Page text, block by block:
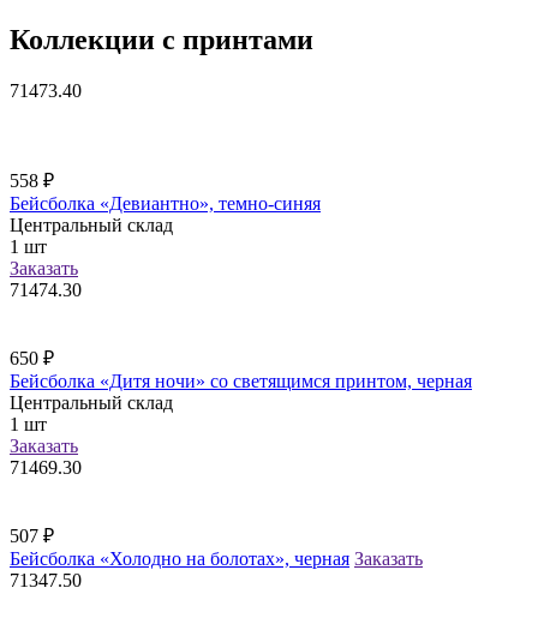
Коллекции с принтами
71473.40
558 ₽
Бейсболка «Девиантно», темно-синяя
Центральный склад
1 шт
Заказать
71474.30
650 ₽
Бейсболка «Дитя ночи» со светящимся принтом, черная
Центральный склад
1 шт
Заказать
71469.30
507 ₽
Бейсболка «Холодно на болотах», черная Заказать
71347.50